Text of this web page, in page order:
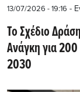
13/07/2026 - 19:16 -
Το Σχέδιο
Ανάγκη για
2030